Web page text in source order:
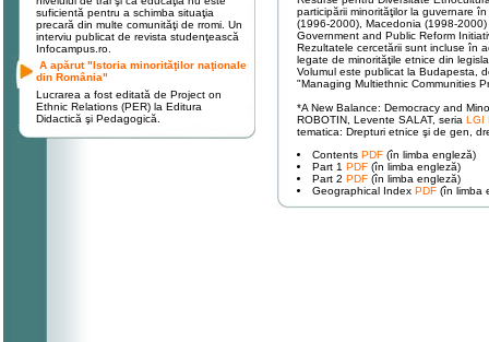
suficientă pentru a schimba situaţia
precară din multe comunităţi de rromi. Un
interviu publicat de revista studenţească
Infocampus.ro.
A apărut "Istoria minorităţilor naţionale
din România"
Lucrarea a fost editată de Project on
Ethnic Relations (PER) la Editura
Didactică şi Pedagogică.
participării minorităţilor la guvernare
(1996-2000), Macedonia (1998-
Government and Public Reform
Rezultatele cercetării sunt incluse în
legate de minorităţile etnice din
Volumul este publicat la Budapesta,
"Managing Multiethnic Communities
*A New Balance: Democracy and
ROBOTIN, Levente SALAT, seria LGI
tematica: Drepturi etnice şi de gen,
Contents PDF (în limba engleză)
Part 1 PDF (în limba engleză)
Part 2 PDF (în limba engleză)
Geographical Index PDF (în limba